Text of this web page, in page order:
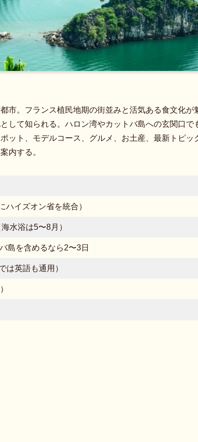
市。フランス植民地期の街並みと活気ある食文化が
して知られる。ハロン湾やカットバ島への玄関口で
ット、モデルコース、グルメ、お土産、最新トピッ
内する。
ハイズオン省を統合）
水浴は5〜8月）
島を含めるなら2〜3日
は英語も通用）